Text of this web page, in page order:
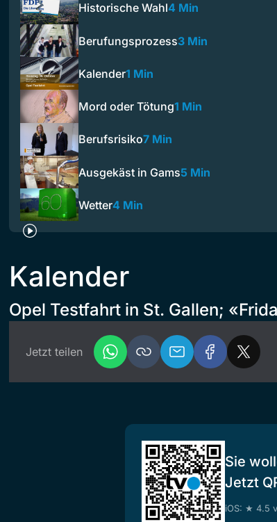
Historische Wahl4 Min
Berufungsprozess3 Min
Kalender1 Min
Mord oder Tötung1 Min
Berufsrisiko7 Min
Ausgekäst in Gams5 Min
Wetter4 Min
Kalender
Opel Testfahrt in St. Gallen;
Jetzt teilen
Sie
Jetzt
iOS: ★ 4.5